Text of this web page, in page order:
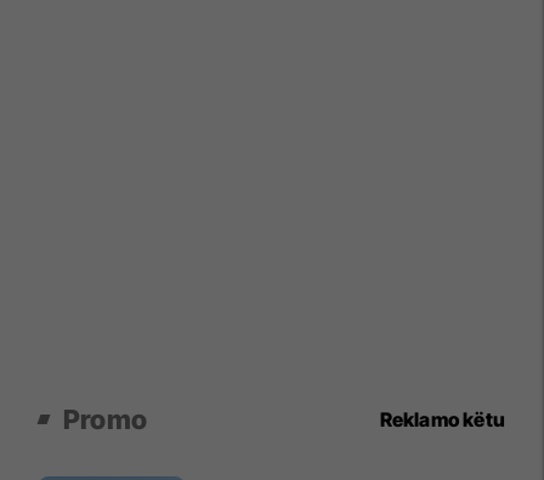
Promo Reklamo këtu